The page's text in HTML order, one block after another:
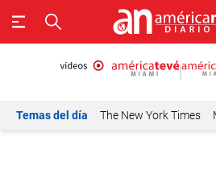
Temas del día The New York Times